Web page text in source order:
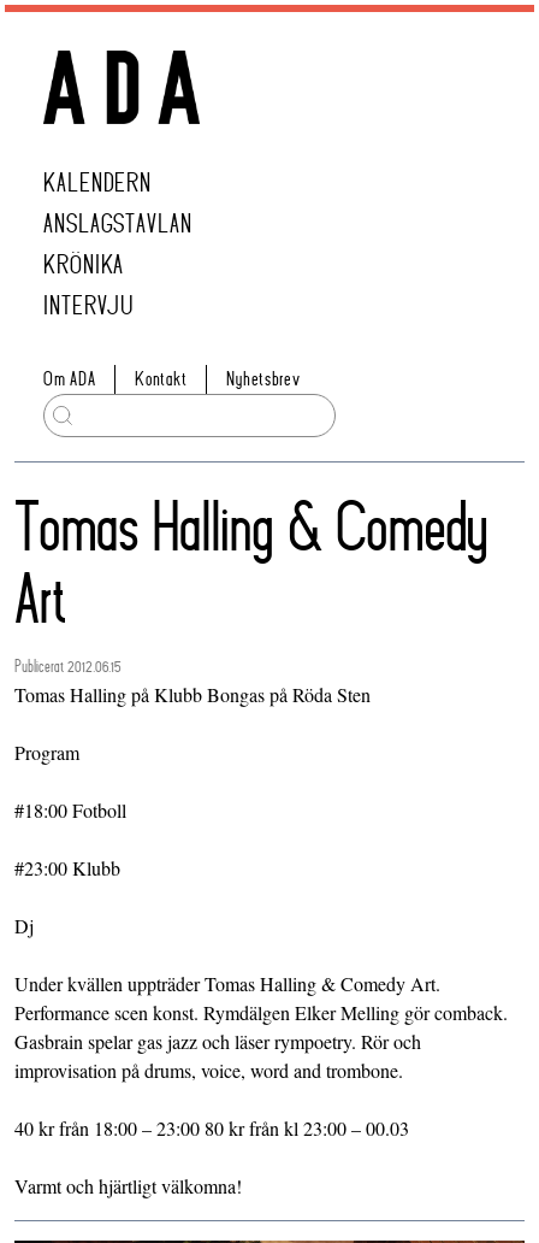
KALENDERN
ANSLAGSTAVLAN
KRÖNIKA
INTERVJU
Om ADA Kontakt Nyhetsbrev
Tomas Halling & Comedy
Art
Publicerat 2012.06.15
Tomas Halling på Klubb Bongas på Röda Sten
Program
#18:00 Fotboll
#23:00 Klubb
Dj
Under kvällen uppträder Tomas Halling & Comedy Art.
Performance scen konst. Rymdälgen Elker Melling gör comback.
Gasbrain spelar gas jazz och läser rympoetry. Rör och
improvisation på drums, voice, word and trombone.
40 kr från 18:00 – 23:00 80 kr från kl 23:00 – 00.03
Varmt och hjärtligt välkomna!